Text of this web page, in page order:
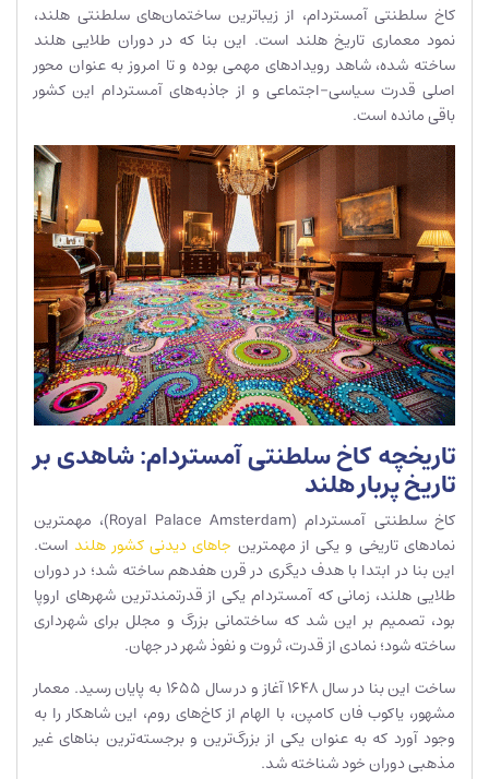
کاخ سلطنتی آمستردام، از زیباترین ساختمان‌های سلطنتی هلند،
نمود معماری تاریخ هلند است. این بنا که در دوران طلایی هلند
ساخته شده، شاهد رویدادهای مهمی بوده و تا امروز به عنوان محور
اصلی قدرت سیاسی-اجتماعی و از جاذبه‌های آمستردام این کشور
باقی مانده است.
تاریخچه کاخ سلطنتی آمستردام: شاهدی بر
تاریخ پربار هلند
کاخ سلطنتی آمستردام (Royal Palace Amsterdam)، مهمترین
نمادهای تاریخی و یکی از مهمترین جاهای دیدنی کشور هلند است.
این بنا در ابتدا با هدف دیگری در قرن هفدهم ساخته شد؛ در دوران
طلایی هلند، زمانی که آمستردام یکی از قدرتمندترین شهرهای اروپا
بود، تصمیم بر این شد که ساختمانی بزرگ و مجلل برای شهرداری
ساخته شود؛ نمادی از قدرت، ثروت و نفوذ شهر در جهان.
ساخت این بنا در سال ۱۶۴۸ آغاز و در سال ۱۶۵۵ به پایان رسید. معمار
مشهور، یاکوب فان کامپن، با الهام از کاخ‌های روم، این شاهکار را به
وجود آورد که به عنوان یکی از بزرگ‌ترین و برجسته‌ترین بناهای غیر
مذهبی دوران خود شناخته شد.